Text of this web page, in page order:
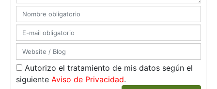
Autorizo el tratamiento de mis datos según el
siguienteAviso de Privacidad.